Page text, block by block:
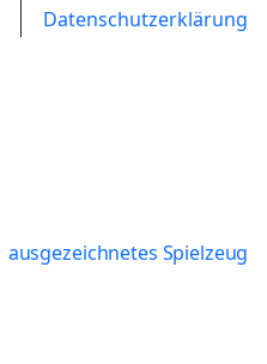
Datenschutzerklärung
ausgezeichnetes Spielzeug